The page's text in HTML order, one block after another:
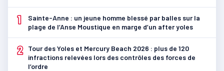
1
Sainte-Anne : un jeune homme blessé par balles sur la
plage de l’Anse Moustique en marge d’un after yoles
2
Tour des Yoles et Mercury Beach 2026 : plus de 120
infractions relevées lors des contrôles des forces de
l’ordre